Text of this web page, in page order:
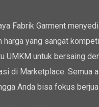
Fabrik Garment
harga yang sangat
UMKM untuk bersaing
di Marketplace. Semua
Anda bisa fokus